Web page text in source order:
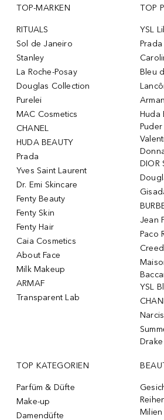
TOP-MARKEN
RITUALS
Sol de Janeiro
Stanley
La Roche-Posay
Douglas Collection
Purelei
MAC Cosmetics
CHANEL
HUDA BEAUTY
Prada
Yves Saint Laurent
Dr. Emi Skincare
Fenty Beauty
Fenty Skin
Fenty Hair
Caia Cosmetics
About Face
Milk Makeup
ARMAF
Transparent Lab
TOP
YSL
Bleu
Huda
Puder
DIOR
Jean
Paco
YSL
Drake
TOP KATEGORIEN
Parfüm & Düfte
Make-up
Damendüfte